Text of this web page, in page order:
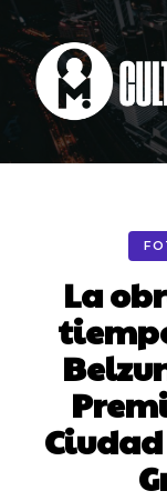
La